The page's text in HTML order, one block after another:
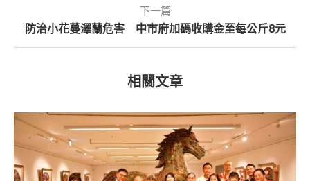
下一篇
防治小花蔓澤蘭危害 中市府加碼收購金至每公斤8元
相關文章